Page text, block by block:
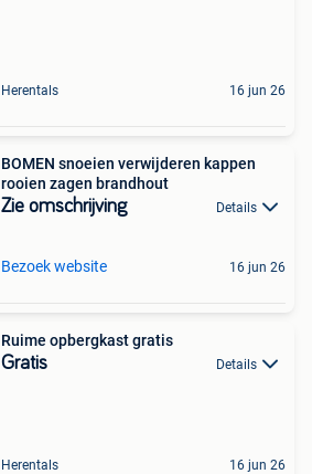
Herentals 16 jun 26
BOMEN snoeien verwijderen kappen
rooien zagen brandhout
Zie omschrijving Details
Bezoek website 16 jun 26
Ruime opbergkast gratis
Gratis Details
Herentals 16 jun 26